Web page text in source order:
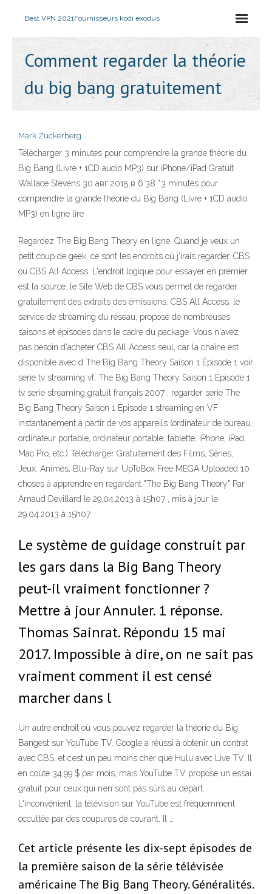
Best VPN 2021Fournisseurs kodi exodus
Comment regarder la théorie
du big bang gratuitement
Mark Zuckerberg
Télécharger 3 minutes pour comprendre la grande théorie du
Big Bang (Livre + 1CD audio MP3) sur iPhone/iPad Gratuit .
Wallace Stevens 30 авг 2015 в 6:38 *3 minutes pour
comprendre la grande théorie du Big Bang (Livre + 1CD audio
MP3) en ligne lire
Regardez The Big Bang Theory en ligne. Quand je veux un
petit coup de geek, ce sont les endroits où j'irais regarder. CBS
ou CBS All Access. L'endroit logique pour essayer en premier
est la source. le Site Web de CBS vous permet de regarder
gratuitement des extraits des émissions. CBS All Access, le
service de streaming du réseau, propose de nombreuses
saisons et épisodes dans le cadre du package. Vous n'avez
pas besoin d'acheter CBS All Access seul, car la chaîne est
disponible avec d The Big Bang Theory Saison 1 Épisode 1 voir
serie tv streaming vf, The Big Bang Theory Saison 1 Épisode 1
tv serie streaming gratuit français 2007 , regarder serie The
Big Bang Theory Saison 1 Épisode 1 streaming en VF
instantanément à partir de vos appareils (ordinateur de bureau,
ordinateur portable, ordinateur portable, tablette, iPhone, iPad,
Mac Pro, etc.) Télécharger Gratuitement des Films, Séries,
Jeux, Animés, Blu-Ray sur UpToBox Free MEGA Uploaded 10
choses à apprendre en regardant "The Big Bang Theory" Par
Arnaud Devillard le 29.04.2013 à 15h07 , mis à jour le
29.04.2013 à 15h07
Le système de guidage construit par
les gars dans la Big Bang Theory
peut-il vraiment fonctionner ?
Mettre à jour Annuler. 1 réponse.
Thomas Sainrat. Répondu 15 mai
2017. Impossible à dire, on ne sait pas
vraiment comment il est censé
marcher dans l
Un autre endroit où vous pouvez regarder la théorie du Big
Bangest sur YouTube TV. Google a réussi à obtenir un contrat
avec CBS, et c’est un peu moins cher que Hulu avec Live TV. Il
en coûte 34,99 $ par mois, mais YouTube TV propose un essai
gratuit pour ceux qui n’en sont pas sûrs au départ.
L'inconvénient: la télévision sur YouTube est fréquemment
occultée par des coupures de courant. Il …
Cet article présente les dix-sept épisodes de
la première saison de la série télévisée
américaine The Big Bang Theory. Généralités.